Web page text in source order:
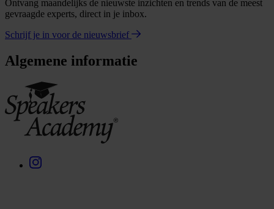
Ontvang maandelijks de nieuwste inzichten en trends van de meest
gevraagde experts, direct in je inbox.
Schrijf je in voor de nieuwsbrief
Algemene informatie